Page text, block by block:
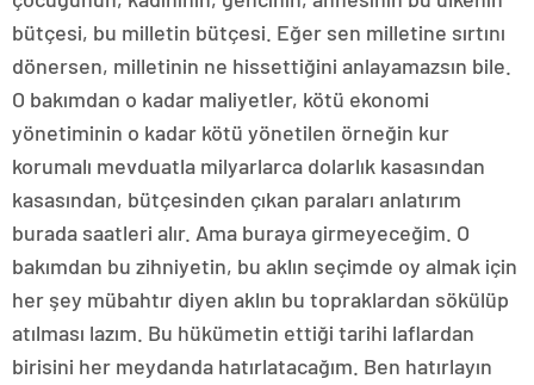
bütçesi, bu milletin bütçesi. Eğer sen milletine sırtını
dönersen, milletinin ne hissettiğini anlayamazsın bile.
O bakımdan o kadar maliyetler, kötü ekonomi
yönetiminin o kadar kötü yönetilen örneğin kur
korumalı mevduatla milyarlarca dolarlık kasasından
kasasından, bütçesinden çıkan paraları anlatırım
burada saatleri alır. Ama buraya girmeyeceğim. O
bakımdan bu zihniyetin, bu aklın seçimde oy almak için
her şey mübahtır diyen aklın bu topraklardan sökülüp
atılması lazım. Bu hükümetin ettiği tarihi laflardan
birisini her meydanda hatırlatacağım. Ben hatırlayın